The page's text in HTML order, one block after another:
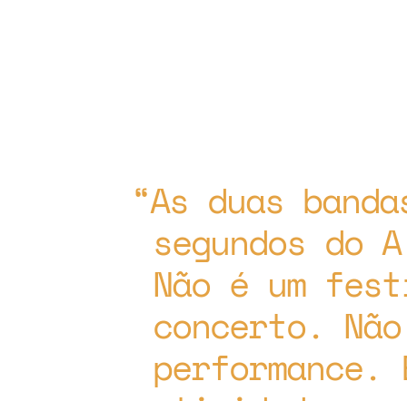
As duas
segundos do
Não é um
concerto.